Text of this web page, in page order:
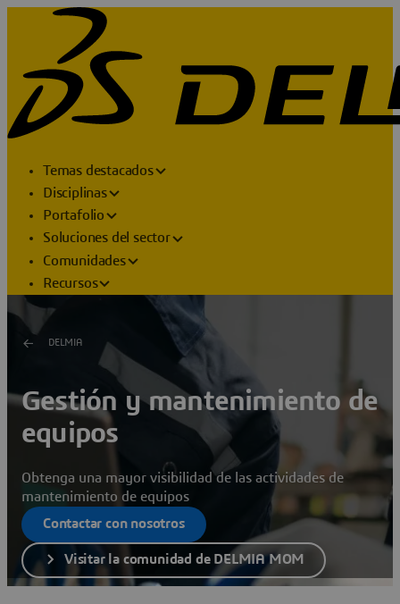
Temas destacados
Disciplinas
Portafolio
Soluciones del sector
Comunidades
Recursos
DELMIA
Gestión y mantenimiento de
equipos
Obtenga una mayor visibilidad de las actividades de
mantenimiento de equipos
Contactar con nosotros
Visitar la comunidad de DELMIA MOM